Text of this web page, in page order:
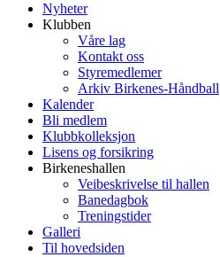
Nyheter
Klubben
Våre lag
Kontakt oss
Styremedlemer
Arkiv Birkenes-Håndball
Kalender
Bli medlem
Klubbkolleksjon
Lisens og forsikring
Birkeneshallen
Veibeskrivelse til hallen
Banedagbok
Treningstider
Galleri
Til hovedsiden